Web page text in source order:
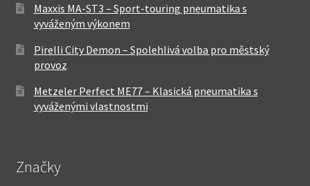
Maxxis MA-ST3 – Sport-touring pneumatika s
vyváženým výkonem
Pirelli City Demon – Spolehlivá volba pro městský
provoz
Metzeler Perfect ME77 – Klasická pneumatika s
vyváženými vlastnostmi
Značky